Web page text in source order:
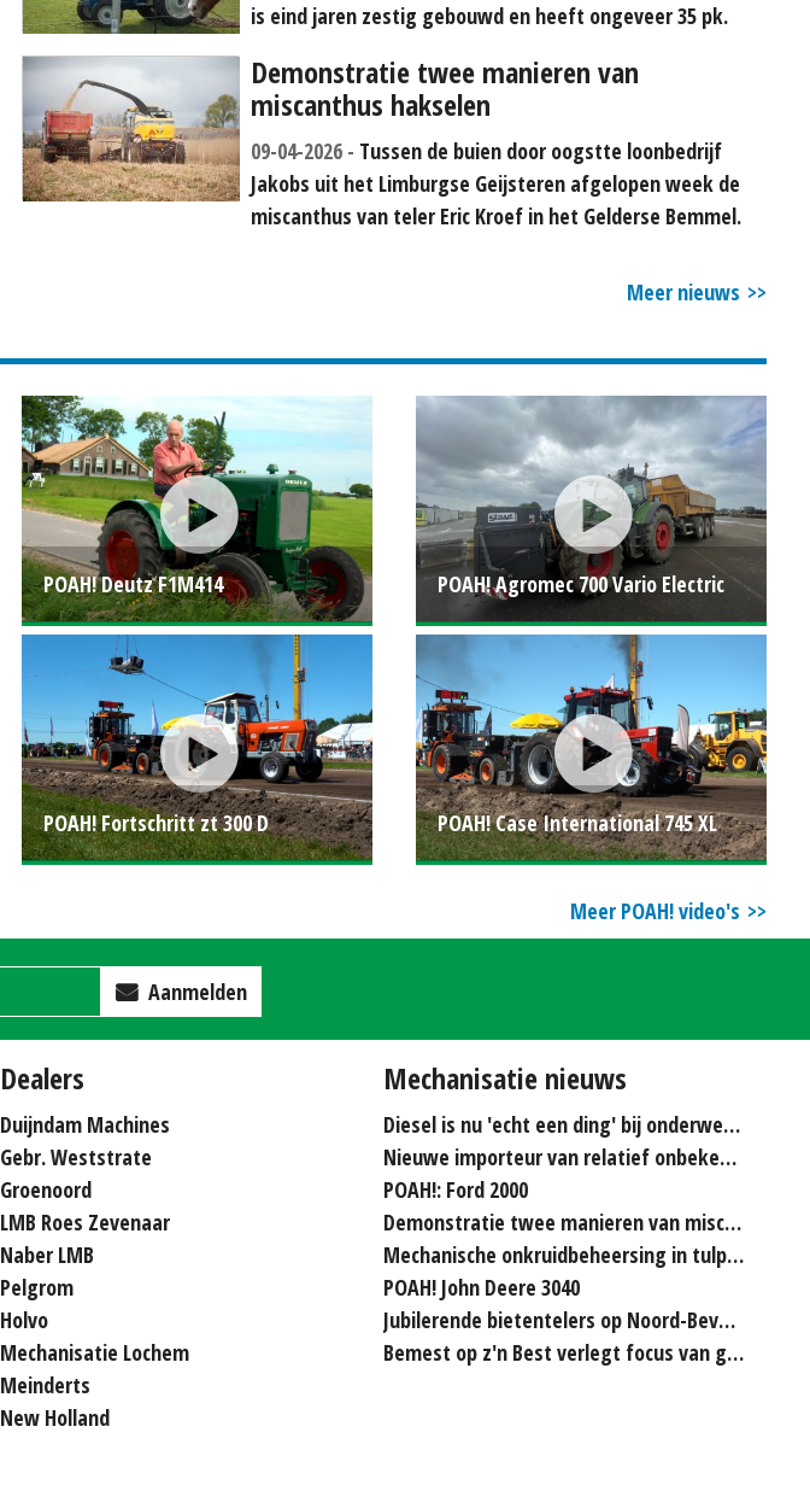
is eind jaren zestig gebouwd en heeft ongeveer 35 pk.
Demonstratie twee manieren van
miscanthus hakselen
09-04-2026
Tussen de buien door oogstte loonbedrijf
Jakobs uit het Limburgse Geijsteren afgelopen week de
miscanthus van teler Eric Kroef in het Gelderse Bemmel.
Meer nieuws
POAH! Deutz F1M414
POAH! Fortschritt zt 300 D
POAH! Agromec 700 Vario Electric
POAH! Case International 745 XL
Meer POAH! video's
Aanmelden
Dealers
Duijndam Machines
Gebr. Weststrate
Groenoord
LMB Roes Zevenaar
Naber LMB
Pelgrom
Holvo
Mechanisatie Lochem
Meinderts
New Holland
Mechanisatie nieuws
Diesel is nu 'echt een ding' bij onderwerken
Nieuwe importeur van relatief onbekende merken...
POAH!: Ford 2000
Demonstratie twee manieren van miscanthus hakselen
Mechanische onkruidbeheersing in tulpenteelt steeds...
POAH! John Deere 3040
Jubilerende bietentelers op Noord-Beveland rijden elkaar...
Bemest op z'n Best verlegt focus van grasland naar bouwland